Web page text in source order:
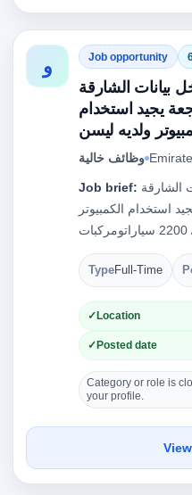
و Job opportunity
الشارقة
يجيد استخدام
وظائف خالية
Job brief:
استخدام الكمبيوتر
TypeFull-Time
Location
Posted date
Category or role is
your profile.